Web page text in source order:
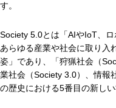
テクノロジー（住まい
建築事例・建築実例
デザイナーズギャラリ
賃貸併用住宅
店舗・各種施設
戸建て・マンション
ミサワリフォームとは
リフォームの流れ
複合開発・投資開発
複合開発事業（
オーナーサポー
サポートメニュー
す。
Society 5.0とは「AIやIoT、
あらゆる産業や社会に取り入
姿」であり、「狩猟社会（
業社会（Society 3.0）、情報
の歴史における5番目の新しい